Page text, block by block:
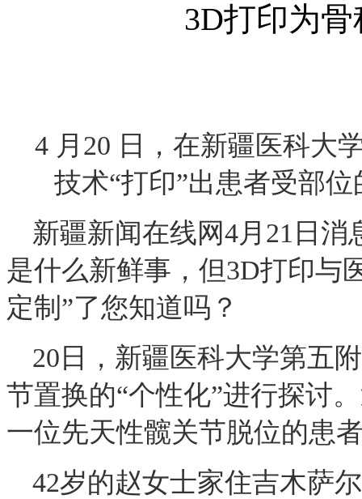
3D打印为
4 月20 日，在新疆医科大
技术“打印”出患者受部
新疆新闻在线网4月21日
是什么新鲜事，但3D打印与
定制”了您知道吗？
20日，新疆医科大学第五
节置换的“个性化”进行探讨
一位先天性髋关节脱位的患
42岁的赵女士家住吉木萨